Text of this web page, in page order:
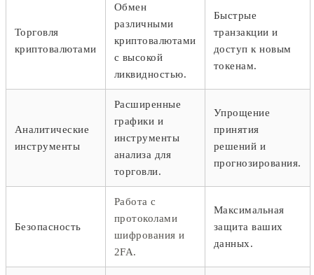
Торговля
криптовалютами
Обмен
различными
криптовалютами
с высокой
ликвидностью.
Быстрые
транзакции и
доступ к новым
токенам.
Аналитические
инструменты
Расширенные
графики и
инструменты
анализа для
торговли.
Упрощение
принятия
решений и
прогнозирования.
Безопасность
Работа с
протоколами
шифрования и
2FA.
Максимальная
защита ваших
данных.